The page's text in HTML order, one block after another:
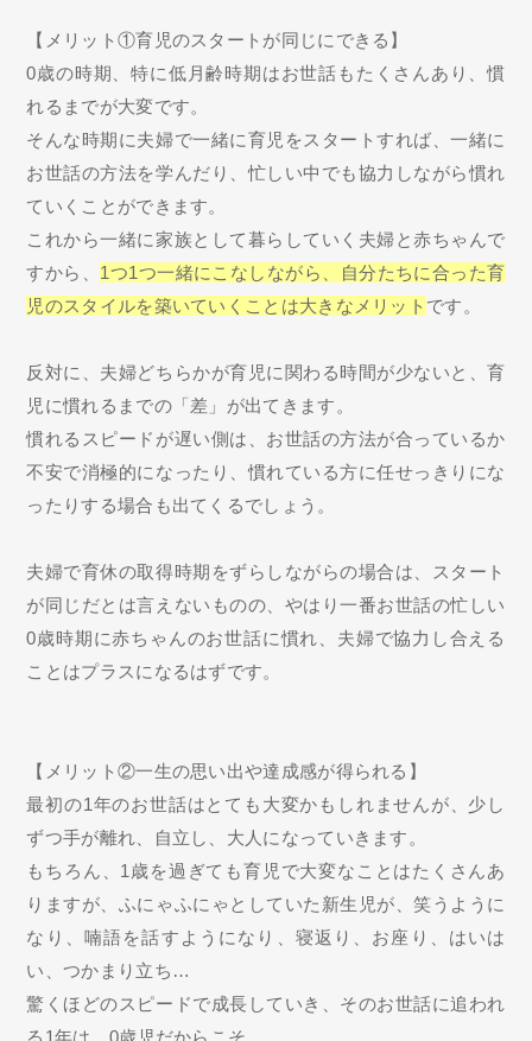
【メリット①育児のスタートが同じにできる】
0歳の時期、特に低月齢時期はお世話もたくさんあり、慣
れるまでが大変です。
そんな時期に夫婦で一緒に育児をスタートすれば、一緒に
お世話の方法を学んだり、忙しい中でも協力しながら慣れ
ていくことができます。
これから一緒に家族として暮らしていく夫婦と赤ちゃんで
すから、 1つ1つ一緒にこなしながら、自分たちに合った育
児のスタイルを築いていくことは大きなメリット です。
反対に、夫婦どちらかが育児に関わる時間が少ないと、育
児に慣れるまでの「差」が出てきます。
慣れるスピードが遅い側は、お世話の方法が合っているか
不安で消極的になったり、慣れている方に任せっきりにな
ったりする場合も出てくるでしょう。
夫婦で育休の取得時期をずらしながらの場合は、スタート
が同じだとは言えないものの、やはり一番お世話の忙しい
0歳時期に赤ちゃんのお世話に慣れ、夫婦で協力し合える
ことはプラスになるはずです。
【メリット②一生の思い出や達成感が得られる】
最初の1年のお世話はとても大変かもしれませんが、少し
ずつ手が離れ、自立し、大人になっていきます。
もちろん、1歳を過ぎても育児で大変なことはたくさんあ
りますが、ふにゃふにゃとしていた新生児が、笑うように
なり、喃語を話すようになり、寝返り、お座り、はいは
い、つかまり立ち…
驚くほどのスピードで成長していき、そのお世話に追われ
る1年は、0歳児だからこそ。